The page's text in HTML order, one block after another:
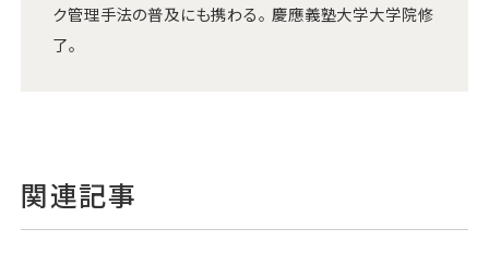
ク管理手法の普及にも携わる。 慶應義塾大学大学院修
了。
関連記事